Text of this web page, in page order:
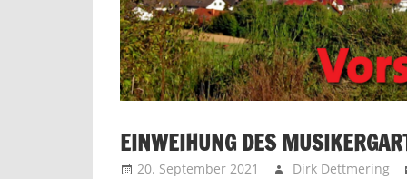
EINWEIHUNG DES
20. September 2021 Dirk Dettmering